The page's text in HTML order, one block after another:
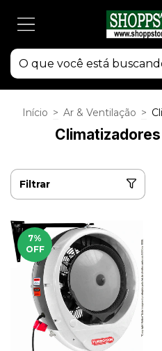
Início > Ar & Ventilação >
Filtrar
7%
OFF